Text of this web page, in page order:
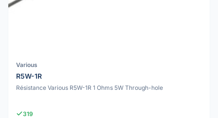
Various
R5W-1R
Résistance Various R5W-1R 1 Ohms 5W Through-hole
319